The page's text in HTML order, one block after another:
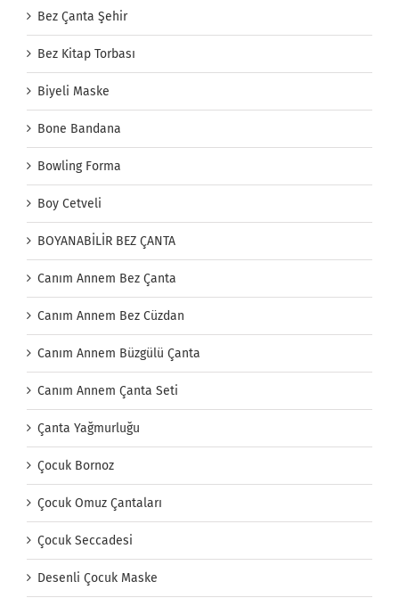
Bez Çanta Şehir
Bez Kitap Torbası
Biyeli Maske
Bone Bandana
Bowling Forma
Boy Cetveli
BOYANABİLİR BEZ ÇANTA
Canım Annem Bez Çanta
Canım Annem Bez Cüzdan
Canım Annem Büzgülü Çanta
Canım Annem Çanta Seti
Çanta Yağmurluğu
Çocuk Bornoz
Çocuk Omuz Çantaları
Çocuk Seccadesi
Desenli Çocuk Maske